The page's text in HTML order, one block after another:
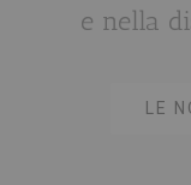
e nella
LE